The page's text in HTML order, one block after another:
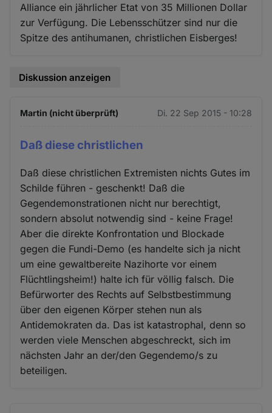
Alliance ein jährlicher Etat von 35 Millionen Dollar
zur Verfügung. Die Lebensschützer sind nur die
Spitze des antihumanen, christlichen Eisberges!
Diskussion anzeigen
Martin (nicht überprüft) Di. 22 Sep 2015 - 10:28
Daß diese christlichen
Daß diese christlichen Extremisten nichts Gutes im
Schilde führen - geschenkt! Daß die
Gegendemonstrationen nicht nur berechtigt,
sondern absolut notwendig sind - keine Frage!
Aber die direkte Konfrontation und Blockade
gegen die Fundi-Demo (es handelte sich ja nicht
um eine gewaltbereite Nazihorte vor einem
Flüchtlingsheim!) halte ich für völlig falsch. Die
Befürworter des Rechts auf Selbstbestimmung
über den eigenen Körper stehen nun als
Antidemokraten da. Das ist katastrophal, denn so
werden viele Menschen abgeschreckt, sich im
nächsten Jahr an der/den Gegendemo/s zu
beteiligen.